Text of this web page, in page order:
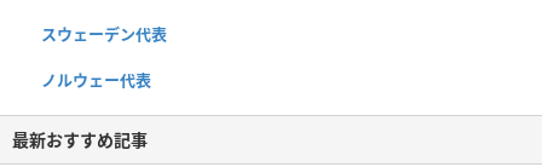
スウェーデン代表
ノルウェー代表
最新おすすめ記事